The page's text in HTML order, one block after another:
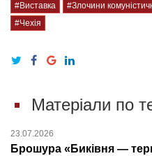
#Виставка #Злочини
#Чехія
Матеріали по
23.07.2026
Брошура «Биківня —